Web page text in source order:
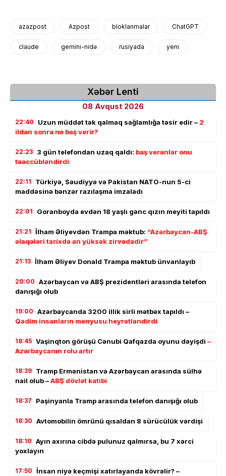
azazpost Azpost bloklanmalar ChatGPT
claude gemini-nidə rusiyada yeni
Xəbər Lenti
08 Avqust 2026
22:40 Uzun müddət tək qalmaq sağlamlığa təsir edir – 2
ildən sonra nə baş verir?
22:23 3 gün telefondan uzaq qaldı: baş verənlər onu
təəccübləndirdi
22:11
Türkiyə, Səudiyyə və Pakistan NATO-nun 5-ci
maddəsinə bənzər razılaşma imzaladı
22:01 Goranboyda evdən 18 yaşlı gənc qızın meyiti tapıldı
21:21 İlham Əliyevdən Trampa məktub: “Azərbaycan-ABŞ
əlaqələri tarixdə ən yüksək zirvədədir”
21:13 İlham Əliyev Donald Trampa məktub ünvanlayıb
20:00 Azərbaycan və ABŞ prezidentləri arasında telefon
danışığı olub
19:00 Azərbaycanda 3200 illik sirli mətbəx tapıldı –
Qədim insanların menyusu heyrətləndirdi
18:45 Vaşinqton görüşü Cənubi Qafqazda oyunu dəyişdi –
Azərbaycanın rolu artır
18:39 Tramp Ermənistan və Azərbaycan arasında sülhə
nail olub –ABŞ dövlət katibi
18:37 Paşinyanla Tramp arasında telefon danışığı olub
18:30 Avtomobilin ömrünü qısaldan 8 sürücülük vərdişi
18:10 Ayın axırına cibdə pulunuz qalmırsa, bu 7 xərci
yoxlayın
17:50 İnsan niyə keçmişi xatırlayanda kövrəlir? –